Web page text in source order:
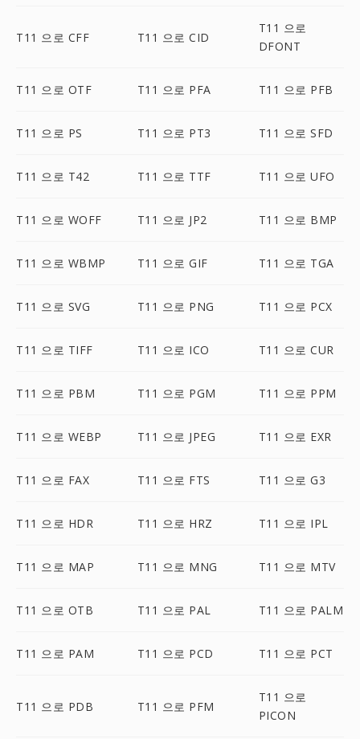
T11 으로 CFF T11 으로 CID
T11 으로
DFONT
T11 으로 OTF T11 으로 PFA T11 으로 PFB
T11 으로 PS T11 으로 PT3 T11 으로 SFD
T11 으로 T42 T11 으로 TTF T11 으로 UFO
T11 으로 WOFF T11 으로 JP2 T11 으로 BMP
T11 으로 WBMP T11 으로 GIF T11 으로 TGA
T11 으로 SVG T11 으로 PNG T11 으로 PCX
T11 으로 TIFF T11 으로 ICO T11 으로 CUR
T11 으로 PBM T11 으로 PGM T11 으로 PPM
T11 으로 WEBP T11 으로 JPEG T11 으로 EXR
T11 으로 FAX T11 으로 FTS T11 으로 G3
T11 으로 HDR T11 으로 HRZ T11 으로 IPL
T11 으로 MAP T11 으로 MNG T11 으로 MTV
T11 으로 OTB T11 으로 PAL T11 으로 PALM
T11 으로 PAM T11 으로 PCD T11 으로 PCT
T11 으로 PDB T11 으로 PFM
T11 으로
PICON